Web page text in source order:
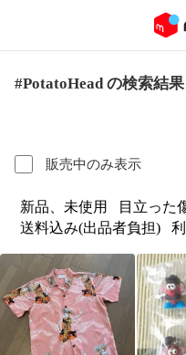
#PotatoHead の検索結果
販売中のみ表示
新品、未使用 目立った
送料込み(出品者負担)